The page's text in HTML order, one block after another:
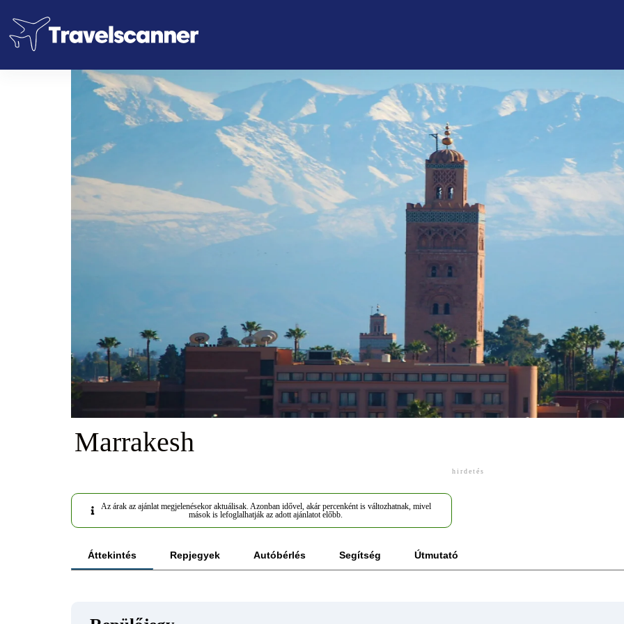
Marrakesh
hirdetés
Az árak az ajánlat megjelenésekor aktuálisak. Azonban idővel, akár percenként is változhatnak, mivel
mások is lefoglalhatják az adott ajánlatot előbb.
Áttekintés Repjegyek Autóbérlés Segítség Útmutató